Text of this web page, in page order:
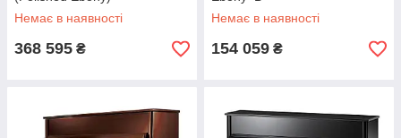
Немає в наявності
368 595 ₴
Немає в наявності
154 059 ₴